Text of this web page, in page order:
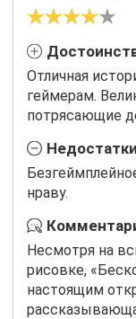
Отличная
геймерам.
потрясающие
нраву.
Несмотря на
рисовке,
настоящим